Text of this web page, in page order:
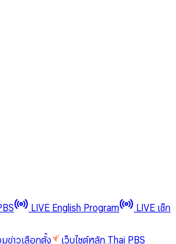
LIVE English Program
LIVE เช็ก
ข่าวเลือกตั้ง
เว็บไซต์หลัก Thai PBS